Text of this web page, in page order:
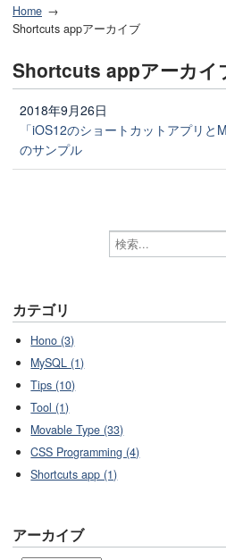
Home
Shortcuts appアーカイブ
Shortcuts appアーカイ
2018年9月26日
「iOS12のショートカットアプリと
のサンプル
カテゴリ
Hono (3)
MySQL (1)
Tips (10)
Tool (1)
Movable Type (33)
CSS Programming (4)
Shortcuts app (1)
アーカイブ